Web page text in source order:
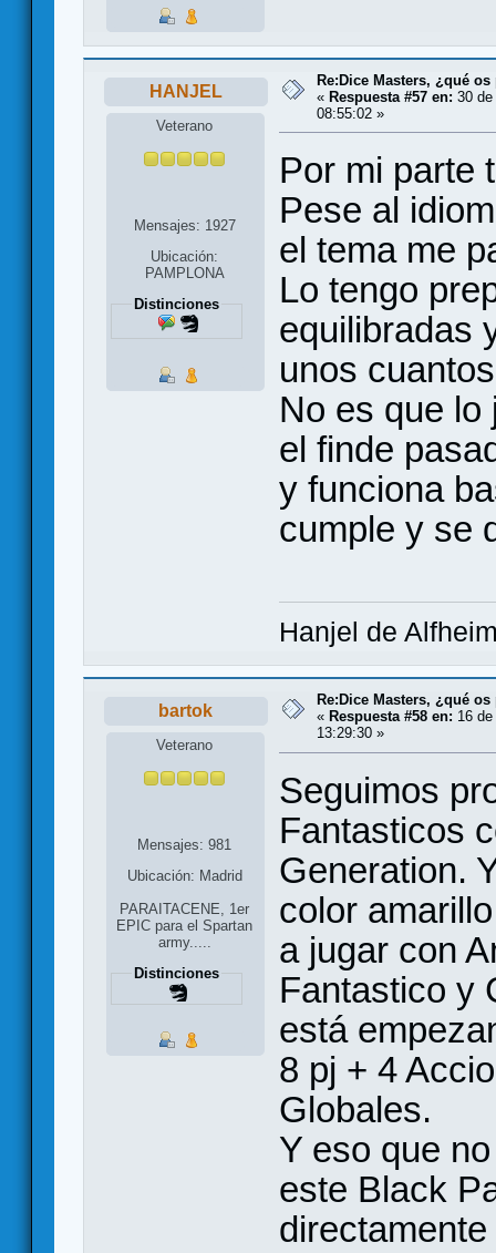
HANJEL
Veterano
Mensajes: 1927
Ubicación:
PAMPLONA
Distinciones
Re:Dice Masters, ¿qué os
« Respuesta #57 en: 30
08:55:02 »
Por mi parte
Pese al
el tema me
Lo tengo
equilibradas
unos
No es que lo
el finde
y funciona
cumple y se
Hanjel de
bartok
Veterano
Mensajes: 981
Ubicación: Madrid
PARAITACENE, 1er
EPIC para el Spartan
army.....
Distinciones
Re:Dice Masters, ¿qué os
« Respuesta #58 en: 16
13:29:30 »
Seguimos
Fantasticos
Generation.
color
a jugar con
Fantastico y
está
8 pj + 4
Globales.
Y eso que
este Black